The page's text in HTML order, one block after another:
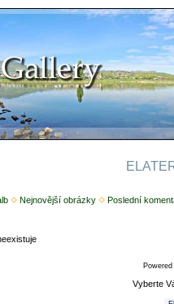
Nejnovější obrázky Poslední
Vyberte